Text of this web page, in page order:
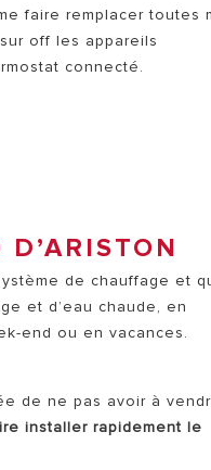
faire remplacer toutes
off les appareils
connecté.
de chauffage et
et d’eau chaude, en
end ou en vacances.
de ne pas avoir à
installer rapidement le